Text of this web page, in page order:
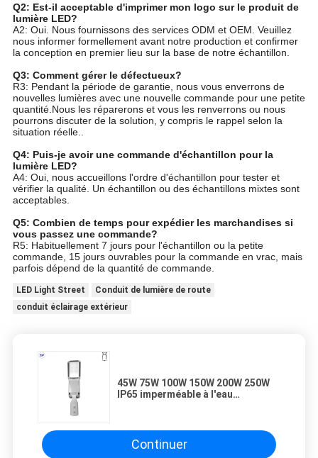
Q2: Est-il acceptable d'imprimer mon logo sur le produit de
lumière LED?
A2: Oui. Nous fournissons des services ODM et OEM. Veuillez
nous informer formellement avant notre production et confirmer
la conception en premier lieu sur la base de notre échantillon.
Q3: Comment gérer le défectueux?
R3: Pendant la période de garantie, nous vous enverrons de
nouvelles lumières avec une nouvelle commande pour une petite
quantité.Nous les réparerons et vous les renverrons ou nous
pourrons discuter de la solution, y compris le rappel selon la
situation réelle..
Q4: Puis-je avoir une commande d'échantillon pour la
lumière LED?
A4: Oui, nous accueillons l'ordre d'échantillon pour tester et
vérifier la qualité. Un échantillon ou des échantillons mixtes sont
acceptables.
Q5: Combien de temps pour expédier les marchandises si
vous passez une commande?
R5: Habituellement 7 jours pour l'échantillon ou la petite
commande, 15 jours ouvrables pour la commande en vrac, mais
parfois dépend de la quantité de commande.
LED Light Street
Conduit de lumière de route
conduit éclairage extérieur
45W 75W 100W 150W 200W 250W
IP65 imperméable à l'eau
capteur de mouvement
photocellule
Continuer